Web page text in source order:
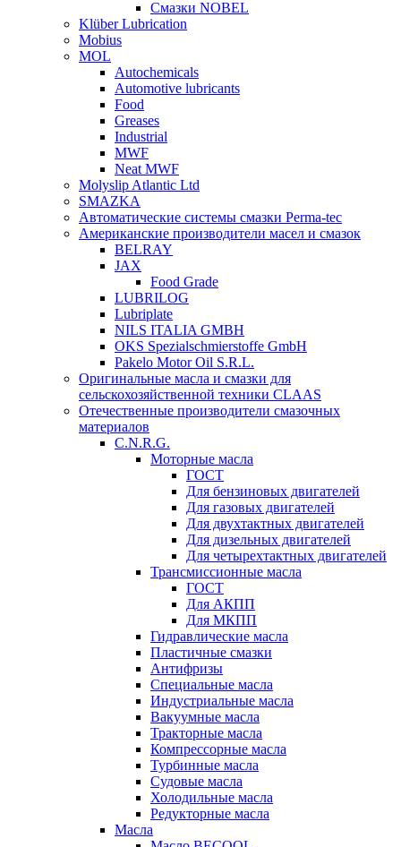
Смазки NOBEL
Klüber Lubrication
Mobius
MOL
Autochemicals
Automotive lubricants
Food
Greases
Industrial
MWF
Neat MWF
Molyslip Atlantic Ltd
SMAZKA
Автоматические системы смазки Perma-tec
Американские производители масел и смазок
BELRAY
JAX
Food Grade
LUBRILOG
Lubriplate
NILS ITALIA GMBH
OKS Spezialschmierstoffe GmbH
Pakelo Motor Oil S.R.L.
Оригинальные масла и смазки для
сельскохозяйственной техники CLAAS
Отечественные производители смазочных
материалов
C.N.R.G.
Моторные масла
ГОСТ
Для бензиновых двигателей
Для газовых двигателей
Для двухтактных двигателей
Для дизельных двигателей
Для четырехтактных двигателей
Трансмиссионные масла
ГОСТ
Для АКПП
Для МКПП
Гидравлические масла
Пластичные смазки
Антифризы
Специальные масла
Индустриальные масла
Вакуумные масла
Тракторные масла
Компрессорные масла
Турбинные масла
Судовые масла
Холодильные масла
Редукторные масла
Масла